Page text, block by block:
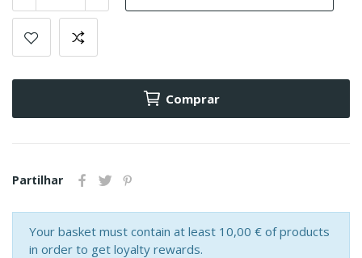
Comprar
Partilhar
Your basket must contain at least 10,00 € of products
in order to get loyalty rewards.